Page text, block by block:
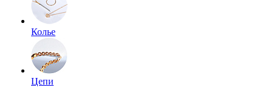
Колье
Цепи